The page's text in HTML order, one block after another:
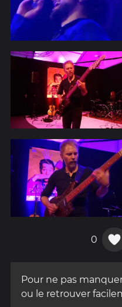
0
Pour ne pas
ou le retrouver